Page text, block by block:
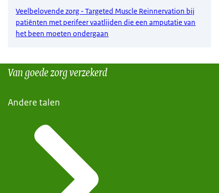
Veelbelovende zorg - Targeted Muscle Reinnervation bij
patiënten met perifeer vaatlijden die een amputatie van
het been moeten ondergaan
Van goede zorg verzekerd
Andere talen